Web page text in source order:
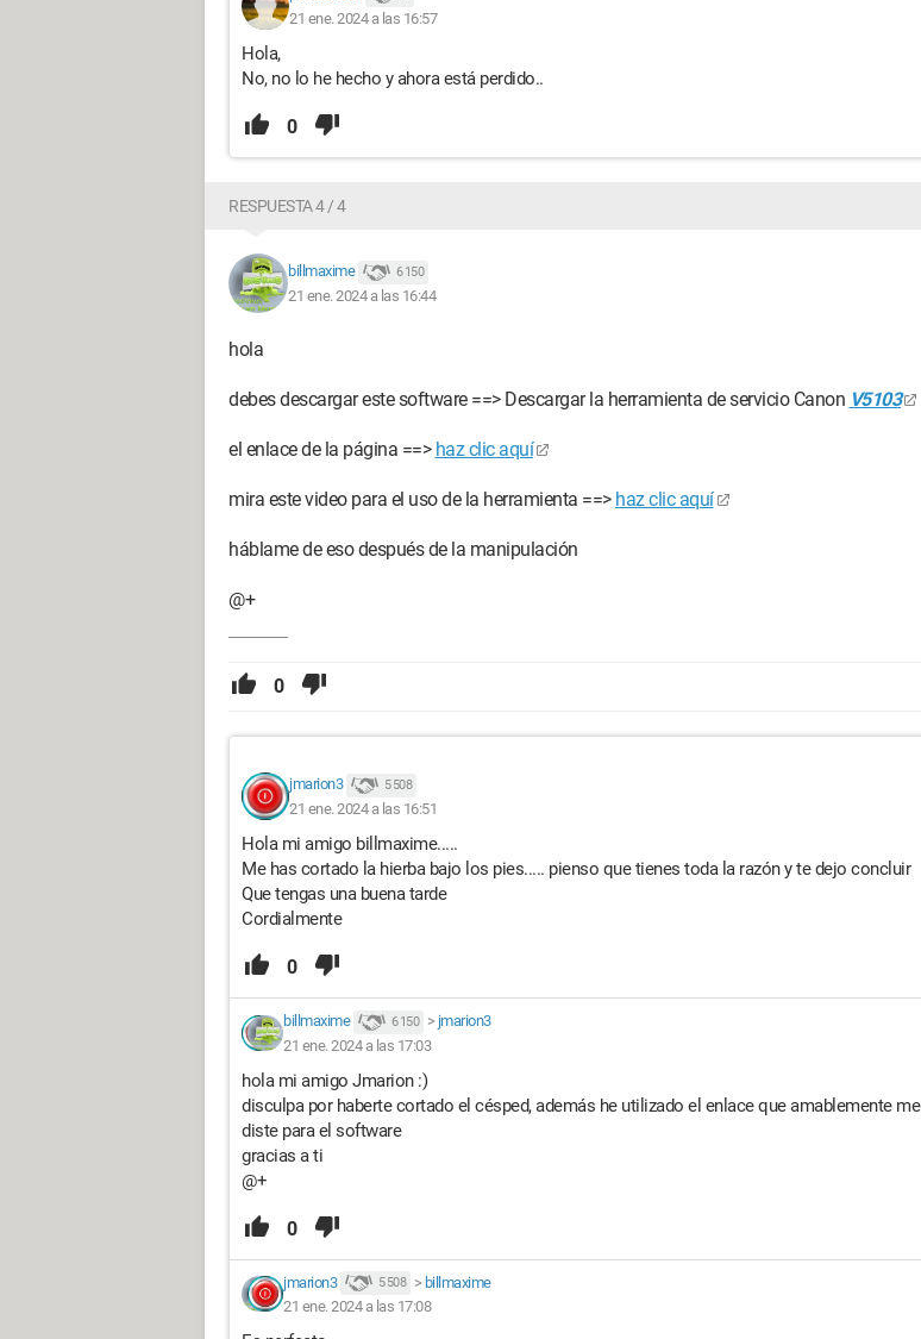
21 ene. 2024 a las 16:57
Hola,
No, no lo he hecho y ahora está perdido..
0
RESPUESTA 4 / 4
billmaxime 6 150
21 ene. 2024 a las 16:44
hola
debes descargar este software ==> Descargar la herramienta de servicio Canon V5103
el enlace de la página ==> haz clic aquí
mira este video para el uso de la herramienta ==> haz clic aquí
háblame de eso después de la manipulación
@+
0
jmarion3 5 508
21 ene. 2024 a las 16:51
Hola mi amigo billmaxime.....
Me has cortado la hierba bajo los pies..... pienso que tienes toda la razón y te dejo concluir
Que tengas una buena tarde
Cordialmente
0
billmaxime 6 150 > jmarion3
21 ene. 2024 a las 17:03
hola mi amigo Jmarion :)
disculpa por haberte cortado el césped, además he utilizado el enlace que amablemente me
diste para el software
gracias a ti
@+
0
jmarion3 5 508 > billmaxime
21 ene. 2024 a las 17:08